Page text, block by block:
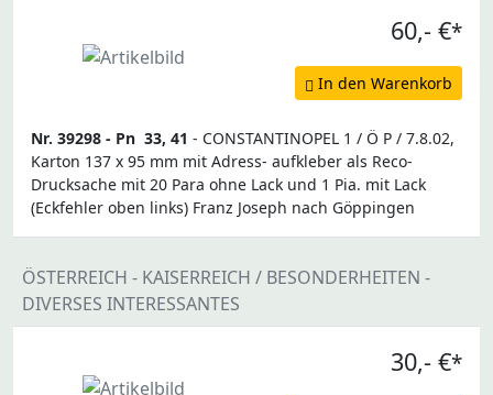
60,- €*
In den Warenkorb
Nr. 39298 - Pn 33, 41 - CONSTANTINOPEL 1 / Ö P / 7.8.02,
Karton 137 x 95 mm mit Adress- aufkleber als Reco-
Drucksache mit 20 Para ohne Lack und 1 Pia. mit Lack
(Eckfehler oben links) Franz Joseph nach Göppingen
ÖSTERREICH - KAISERREICH / BESONDERHEITEN -
DIVERSES INTERESSANTES
30,- €*